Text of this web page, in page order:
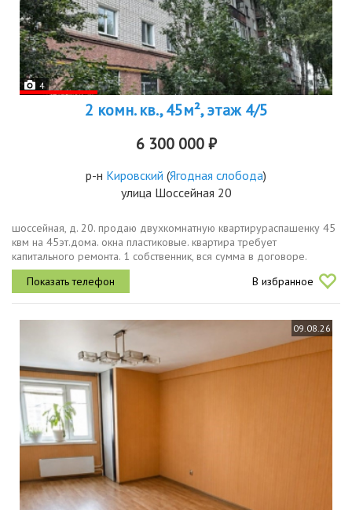
4
2 комн. кв., 45м², этаж 4/5
6 300 000 ₽
р-н Кировский (Ягодная слобода)
улица Шоссейная 20
шоссейная, д. 20. продаю двухкомнатную квартирураспашенку 45
квм на 45эт.дома. окна пластиковые. квартира требует
капитального ремонта. 1 собственник, вся сумма в договоре.
В избранное
09.08.26